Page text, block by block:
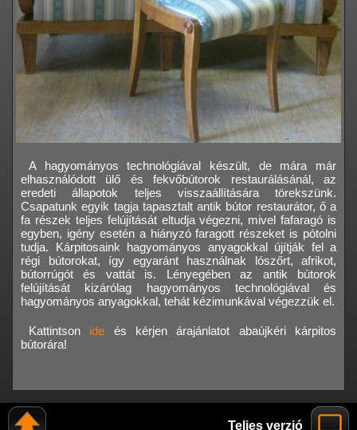
A hagyományos technológiával készült, de mára már
elhasználódott ülő és fekvőbútorok restaurálásánál, az
eredeti állapotok teljes visszaállítására törekszünk.
Csapatunk egyik tagja tapasztalt antik bútor restaurátor, ő a
fa részek teljes felújítását eltudja végezni, mivel fafaragó is
egyben, igény esetén a hiányzó faragott részeket is pótolni
tudja. Kárpitosaink hagyományos anyagokkal újítják fel a
régi bútorokat, így egyaránt használnak lószőrt, afrikot,
bútorrúgót és vattát is. Lényegében az antik bútorok
felújítását kizárólag hagyományos technológiával és
hagyományos anyagokkal, tehát kézimunkával végezzük el.
Kattintson ide és kérjen árajánlatot abaújkéri kárpitos
bútorára!
Teljes verzió